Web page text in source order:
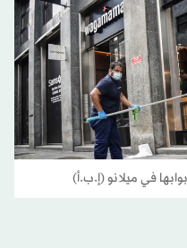
في ميلانو (إ.ب.أ)